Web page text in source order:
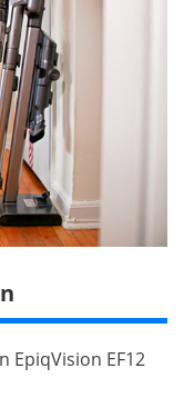
EpiqVision EF12